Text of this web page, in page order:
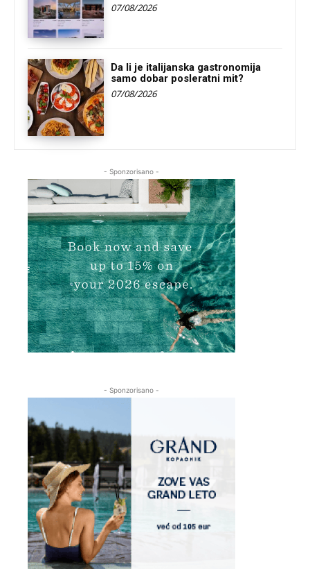
07/08/2026
Da li je italijanska gastronomija
samo dobar posleratni mit?
07/08/2026
- Sponzorisano -
- Sponzorisano -